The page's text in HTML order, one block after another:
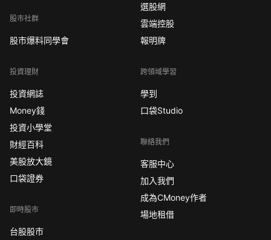
股市社群
股市爆料同學會
投資理財
投資網誌
Money錢
投資小學堂
財經百科
美股放大鏡
口袋證券
即時股市
台股股市
選股網
雲端控股
報明牌
跨領域學習
學到
口袋Studio
聯絡我們
客服中心
加入我們
成為CMoney作者
場地租借